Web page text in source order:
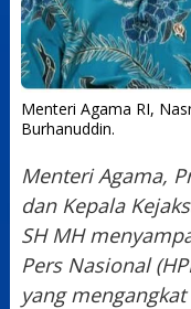
Menteri Agama RI,
Burhanuddin.
Menteri Agama,
dan Kepala
SH MH
Pers Nasional
yang